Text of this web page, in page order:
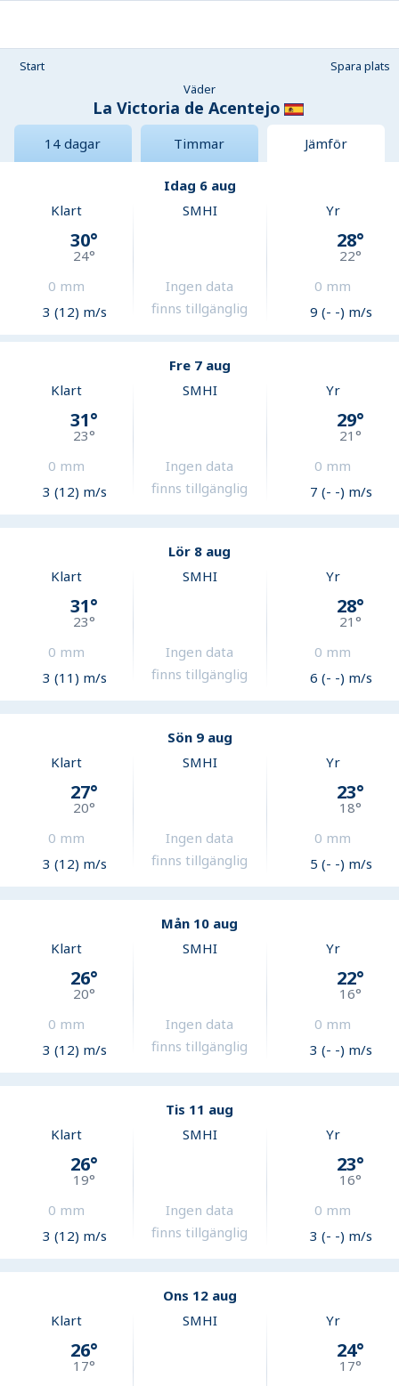
Start
Spara plats
Väder
La Victoria de Acentejo
14 dagar Timmar Jämför
Idag 6 aug
Klart
30°
24°
0 mm
3 (12) m/s
SMHI
Ingen data
finns tillgänglig
Yr
28°
22°
0 mm
9 (- -) m/s
Fre 7 aug
Klart
31°
23°
0 mm
3 (12) m/s
SMHI
Ingen data
finns tillgänglig
Yr
29°
21°
0 mm
7 (- -) m/s
Lör 8 aug
Klart
31°
23°
0 mm
3 (11) m/s
SMHI
Ingen data
finns tillgänglig
Yr
28°
21°
0 mm
6 (- -) m/s
Sön 9 aug
Klart
27°
20°
0 mm
3 (12) m/s
SMHI
Ingen data
finns tillgänglig
Yr
23°
18°
0 mm
5 (- -) m/s
Mån 10 aug
Klart
26°
20°
0 mm
3 (12) m/s
SMHI
Ingen data
finns tillgänglig
Yr
22°
16°
0 mm
3 (- -) m/s
Tis 11 aug
Klart
26°
19°
0 mm
3 (12) m/s
SMHI
Ingen data
finns tillgänglig
Yr
23°
16°
0 mm
3 (- -) m/s
Ons 12 aug
Klart
26°
17°
SMHI Yr
24°
17°